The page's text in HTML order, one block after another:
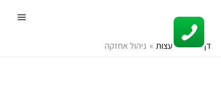
לתוכן
דף הבית עצות ניהול אחזקה